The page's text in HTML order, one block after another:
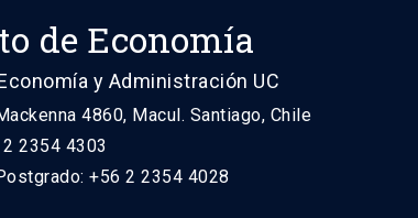
de Economía
y Administración UC
4860, Macul. Santiago, Chile
2354 4303
+56 2 2354 4028